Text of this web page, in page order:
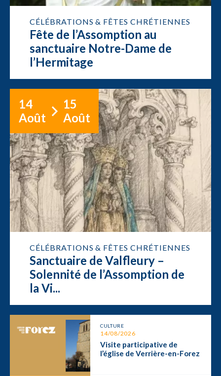
CÉLÉBRATIONS & FÊTES CHRÉTIENNES
Fête de l’Assomption au
sanctuaire Notre-Dame de
l’Hermitage
14
Août
15
Août
CÉLÉBRATIONS & FÊTES CHRÉTIENNES
Sanctuaire de Valfleury –
Solennité de l’Assomption de
la Vi...
CULTURE
14/08/2026
Visite participative de
l’église de Verrière-en-Forez